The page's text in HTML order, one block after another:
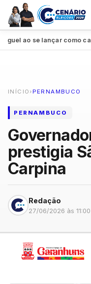
ao se lançar como
INÍCIO › PERNAMBUCO
PERNAMBUCO
prestigia
Carpina
Redação
27/06/2026 às 11:00